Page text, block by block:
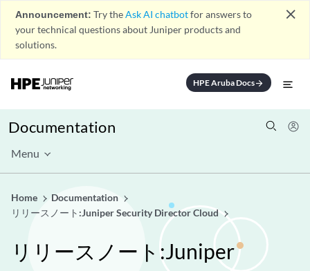
Announcement: Try theAsk AI chatbotfor answers to
your technical questions about Juniper products and
solutions.
close
HPE Aruba Docsarrow_forward
Documentation
Menu
Home
Documentation
リリースノート:Juniper Security Director Cloud
リリースノート:Juniper